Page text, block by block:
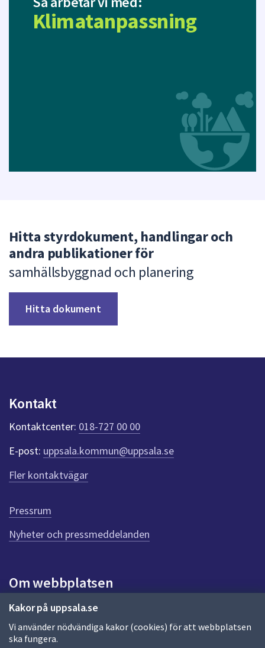
Kakor på uppsala.se
Vi använder nödvändiga kakor (cookies) för att webbplatsen
ska fungera.
Klimatanpassning
Hitta styrdokument, handlingar och
andra publikationer för
samhällsbyggnad och planering
Hitta dokument
Kontakt
Kontaktcenter: 018-727 00 00
E-post: uppsala.kommun@uppsala.se
Fler kontaktvägar
Pressrum
Nyheter och pressmeddelanden
Om webbplatsen
Om webbplatsen
Allmänna handlingar och diarium